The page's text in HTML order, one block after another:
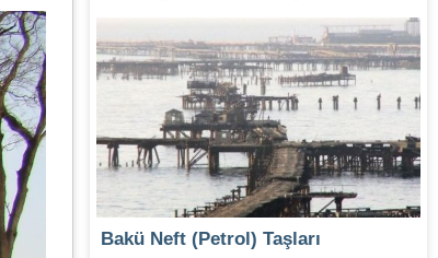
Bakü Neft (Petrol) Taşları